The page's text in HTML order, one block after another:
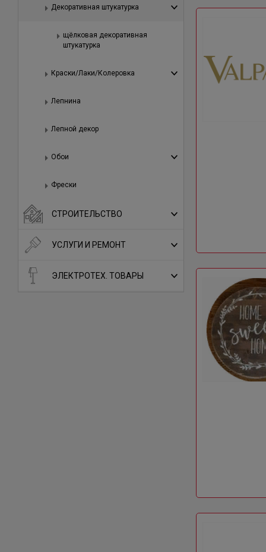
Декоративная штукатурка
щёлковая декоративная
штукатурка
Краски/Лаки/Колеровка
Лепнина
Лепной декор
Обои
Фрески
СТРОИТЕЛЬСТВО
УСЛУГИ И РЕМОНТ
ЭЛЕКТРОТЕХ. ТОВАРЫ